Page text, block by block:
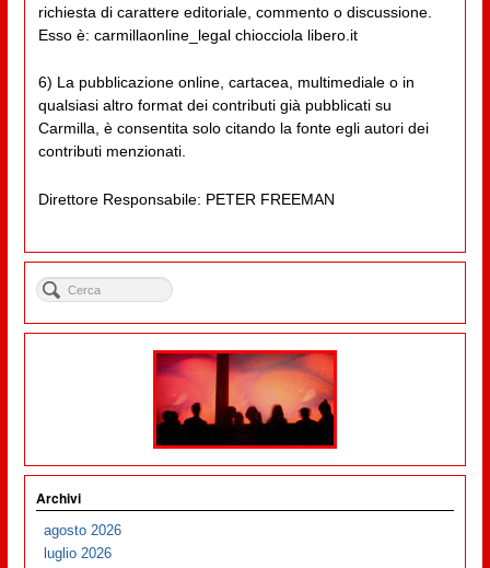
richiesta di carattere editoriale, commento o discussione.
Esso è: carmillaonline_legal chiocciola libero.it
6) La pubblicazione online, cartacea, multimediale o in
qualsiasi altro format dei contributi già pubblicati su
Carmilla, è consentita solo citando la fonte egli autori dei
contributi menzionati.
Direttore Responsabile: PETER FREEMAN
Archivi
agosto 2026
luglio 2026